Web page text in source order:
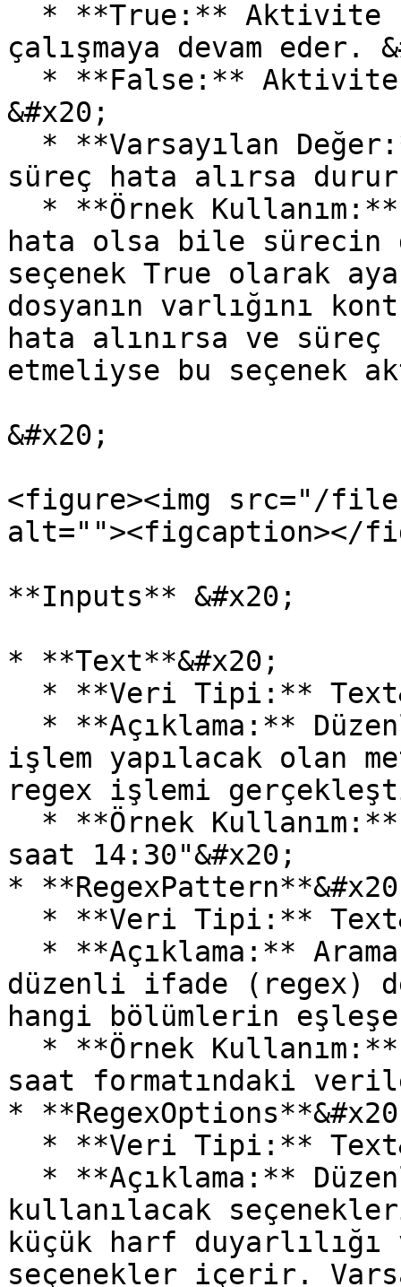
çalışmaya devam eder.
&#x20;
süreç hata alırsa
hata olsa bile sürecin
seçenek True olarak
dosyanın varlığını
hata alınırsa ve süreç
etmeliyse bu seçenek
&#x20;
<figure><img src="/files/
alt=""><figcaption></
**Inputs** &#x20;
* **Text**&#x20;
işlem yapılacak olan
regex işlemi
saat 14:30"&#x20;
*
düzenli ifade (regex)
hangi bölümlerin
saat formatındaki
*
kullanılacak
küçük harf
seçenekler içerir.